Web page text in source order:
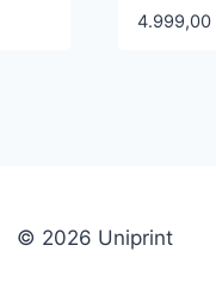
Gen3
4.999,00
© 2026 Uniprint